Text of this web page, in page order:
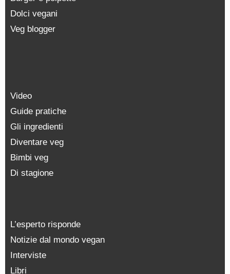
Dolci vegani
Veg blogger
Video
Guide pratiche
Gli ingredienti
Diventare veg
Bimbi veg
Di stagione
L’esperto risponde
Notizie dal mondo vegan
Interviste
Libri